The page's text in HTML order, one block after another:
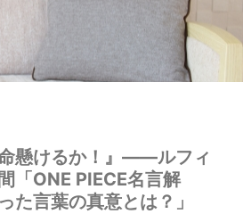
命懸けるか！』——ルフィ
「ONE PIECE名言解
た言葉の真意とは？」